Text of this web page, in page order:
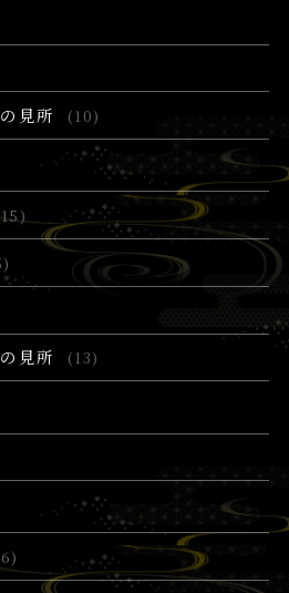
見所 (10)
見所 (13)